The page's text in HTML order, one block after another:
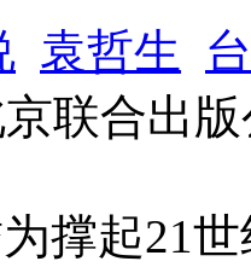
袁哲生
联合出
撑起21